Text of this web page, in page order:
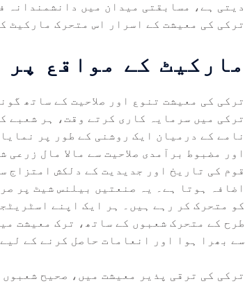
دیتی ہے، مسابقتی میدان میں دانشمندانہ
ترکی کی معیشت کے اسرار اس متحرک مارکیٹ
مارکیٹ کے مواقع
ترکی کی معیشت تنوع اور صلاحیت کے ساتھ
ترکی میں سرمایہ کاری کرتے وقت، ہر شعبے
نامے کے درمیان ایک روشنی کے طور پر
اور مضبوط برآمدی صلاحیت سے مالا مال
قوم کی تاریخ اور جدیدیت کے دلکش امتزاج
اضافہ ہوتا ہے۔ یہ صنعتیں بیلنس شیٹ پر
کو متحرک کر رہے ہیں۔ ہر ایک اپنے
طرح کے متحرک شعبوں کے ساتھ، ترک معیشت
سے بھرا ہوا اور انعامات حاصل کرنے کے لیے
ترکی کی ترقی پذیر معیشت میں، صحیح